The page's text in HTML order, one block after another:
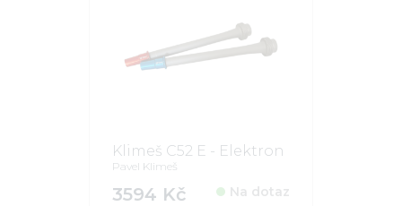
Klimeš C52 E - Elektron
Pavel Klimeš
3594 Kč Na dotaz